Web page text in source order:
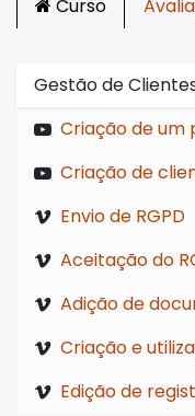
Curso
Gestão de
Criação de um
Envio de RGPD
Aceitação do
Edição de